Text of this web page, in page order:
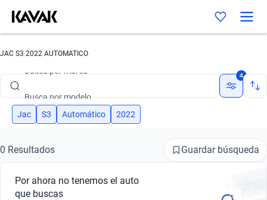
JAC S3 2022 AUTOMATICO
Busca por versión
Busca por marca
Busca por modelo
4
Jac S3 Automático 2022
0 Resultados Guardar búsqueda
Por ahora no tenemos el auto
que buscas